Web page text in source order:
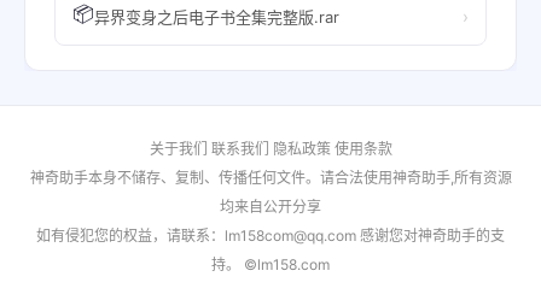
📦异界变身之后电子书全集完整版.rar ›
关于我们 联系我们 隐私政策 使用条款
神奇助手本身不储存、复制、传播任何文件。请合法使用神奇助手,所有资源
均来自公开分享
如有侵犯您的权益，请联系：lm158com@qq.com 感谢您对神奇助手的支
持。 ©lm158.com